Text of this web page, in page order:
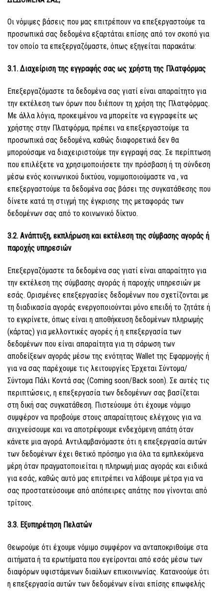
Οι νόμιμες βάσεις που μας επιτρέπουν να επεξεργαστούμε τα
προσωπικά σας δεδομένα εξαρτάται επίσης από τον σκοπό για
τον οποίο τα επεξεργαζόμαστε, όπως εξηγείται παρακάτω:
3.1. Διαχείριση της εγγραφής σας ως χρήστη της Πλατφόρμας
Επεξεργαζόμαστε τα δεδομένα σας γιατί είναι απαραίτητο για
την εκτέλεση των όρων που διέπουν τη χρήση της Πλατφόρμας.
Με άλλα λόγια, προκειμένου να μπορείτε να εγγραφείτε ως
χρήστης στην Πλατφόρμα, πρέπει να επεξεργαστούμε τα
προσωπικά σας δεδομένα, καθώς διαφορετικά δεν θα
μπορούσαμε να διαχειριστούμε την εγγραφή σας. Σε περίπτωση
που επιλέξετε να χρησιμοποιήσετε την πρόσβαση ή τη σύνδεση
μέσω ενός κοινωνικού δικτύου, νομιμοποιούμαστε να , να
επεξεργαστούμε τα δεδομένα σας βάσει της συγκατάθεσης που
δίνετε κατά τη στιγμή της έγκρισης της μεταφοράς των
δεδομένων σας από το κοινωνικό δίκτυο.
3.2. Ανάπτυξη, εκπλήρωση και εκτέλεση της σύμβασης αγοράς ή
παροχής υπηρεσιών
Επεξεργαζόμαστε τα δεδομένα σας γιατί είναι απαραίτητο για
την εκτέλεση της σύμβασης αγοράς ή παροχής υπηρεσιών με
εσάς. Ορισμένες επεξεργασίες δεδομένων που σχετίζονται με
τη διαδικασία αγοράς ενεργοποιούνται μόνο επειδή το ζητάτε ή
το εγκρίνετε, όπως είναι η αποθήκευση δεδομένων πληρωμής
(κάρτας) για μελλοντικές αγορές ή η επεξεργασία των
δεδομένων που είναι απαραίτητα για τη σάρωση των
αποδείξεων αγοράς μέσω της ενότητας Wallet της Εφαρμογής ή
για να σας παρέχουμε τις λειτουργίες Έρχεται Σύντομα/
Σύντομα Πάλι Κοντά σας (Coming soon/Back soon). Σε αυτές τις
περιπτώσεις, η επεξεργασία των δεδομένων σας βασίζεται
στη δική σας συγκατάθεση. Πιστεύουμε ότι έχουμε νόμιμο
συμφέρον να προβούμε στους απαραίτητους ελέγχους για να
ανιχνεύσουμε και να αποτρέψουμε ενδεχόμενη απάτη όταν
κάνετε μια αγορά. Αντιλαμβανόμαστε ότι η επεξεργασία αυτών
των δεδομένων έχει θετικό πρόσημο για όλα τα εμπλεκόμενα
μέρη όταν πραγματοποιείται η πληρωμή μιας αγοράς και ειδικά
για εσάς, καθώς αυτό μας επιτρέπει να λάβουμε μέτρα για να
σας προστατεύσουμε από απόπειρες απάτης που γίνονται από
τρίτους.
3.3. Εξυπηρέτηση Πελατών
Θεωρούμε ότι έχουμε νόμιμο συμφέρον να ανταποκριθούμε στα
αιτήματα ή τα ερωτήματα που εγείρονται από εσάς μέσω των
διαφόρων υφιστάμενων διαύλων επικοινωνίας. Κατανοούμε ότι
η επεξεργασία αυτών των δεδομένων είναι επίσης επωφελής